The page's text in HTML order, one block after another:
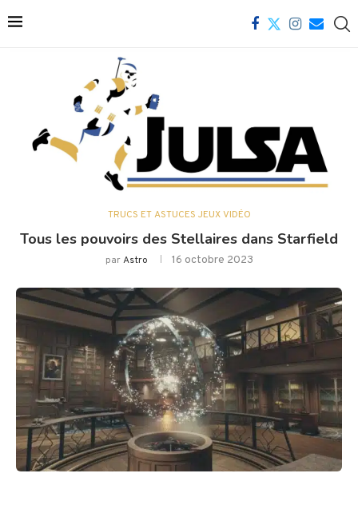
TRUCS ET ASTUCES JEUX VIDÉO
Tous les pouvoirs des Stellaires dans Starfield
parAstro 16 octobre 2023